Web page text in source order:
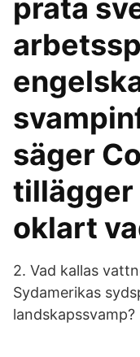
prata
säger
tillägger
oklart
2. Vad kallas
Sydamerikas
landskapssvamp?